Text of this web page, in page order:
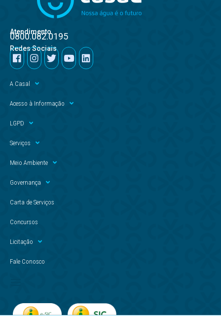
Atendimento
0800.082.0195
Redes Sociais
A Casal
Acesso à Informação
LGPD
Serviços
Meio Ambiente
Governança
Carta de Serviços
Concursos
Licitação
Fale Conosco